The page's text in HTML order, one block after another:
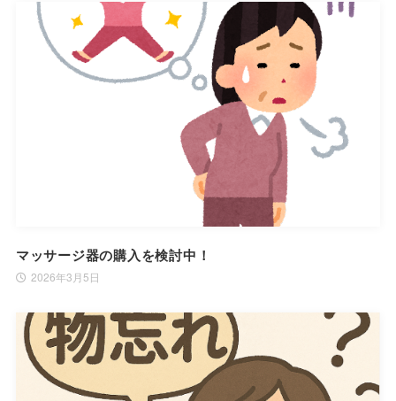
マッサージ器の購入を検討中！
2026年3月5日